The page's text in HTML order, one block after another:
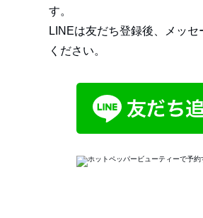
す。
LINEは友だち登録後、メッセ
ください。